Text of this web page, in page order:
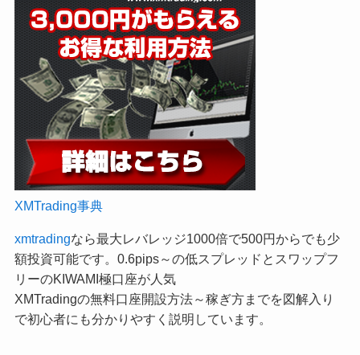
XMTrading事典
xmtradingなら最大レバレッジ1000倍で500円からでも少
額投資可能です。0.6pips～の低スプレッドとスワップフ
リーのKIWAMI極口座が人気
XMTradingの無料口座開設方法～稼ぎ方までを図解入り
で初心者にも分かりやすく説明しています。